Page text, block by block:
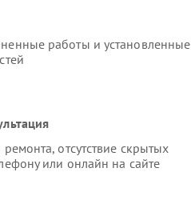
работы и установленные
отсутствие скрытых
или онлайн на сайте